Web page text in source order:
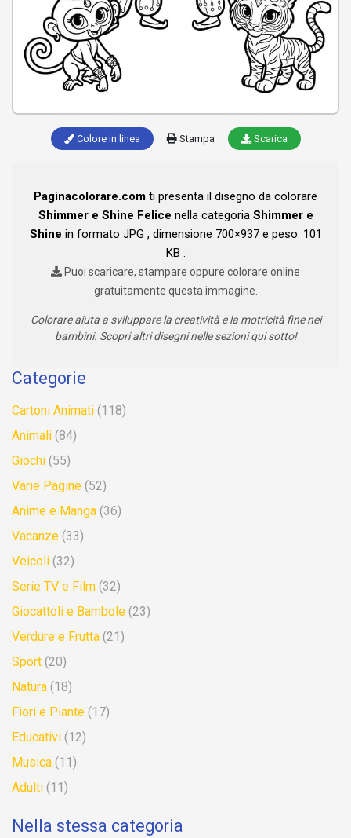
Colore in linea Stampa Scarica
Paginacolorare.com ti presenta il disegno da colorare
Shimmer e Shine Felice nella categoria Shimmer e
Shine in formato JPG , dimensione 700×937 e peso: 101
KB .
Puoi scaricare, stampare oppure colorare online
gratuitamente questa immagine.
Colorare aiuta a sviluppare la creatività e la motricità fine nei
bambini. Scopri altri disegni nelle sezioni qui sotto!
Categorie
Cartoni Animati (118)
Animali (84)
Giochi (55)
Varie Pagine (52)
Anime e Manga (36)
Vacanze (33)
Veicoli (32)
Serie TV e Film (32)
Giocattoli e Bambole (23)
Verdure e Frutta (21)
Sport (20)
Natura (18)
Fiori e Piante (17)
Educativi (12)
Musica (11)
Adulti (11)
Nella stessa categoria